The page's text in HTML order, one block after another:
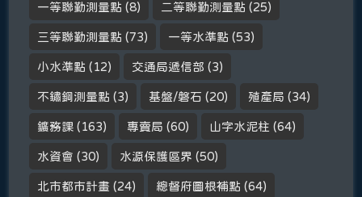
一等聯勤測量點 (8) 二等聯勤測量點 (25)
三等聯勤測量點 (73) 一等水準點 (53)
小水準點 (12) 交通局遞信部 (3)
不鏽鋼測量點 (3) 基盤/磐石 (20) 殖產局 (34)
鑛務課 (163) 專賣局 (60) 山字水泥柱 (64)
水資會 (30) 水源保護區界 (50)
北市都市計畫 (24) 總督府圖根補點 (64)